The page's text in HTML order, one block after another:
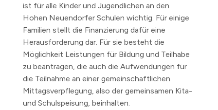
ist für alle Kinder und Jugendlichen an den
Hohen Neuendorfer Schulen wichtig. Für einige
Familien stellt die Finanzierung dafür eine
Herausforderung dar. Für sie besteht die
Möglichkeit Leistungen für Bildung und Teilhabe
zu beantragen, die auch die Aufwendungen für
die Teilnahme an einer gemeinschaftlichen
Mittagsverpflegung, also der gemeinsamen Kita-
und Schulspeisung, beinhalten.